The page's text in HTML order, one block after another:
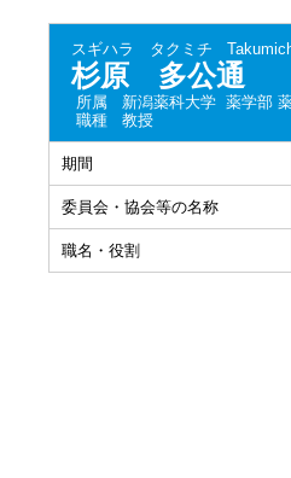
スギハラ タクミチ
杉原 多公通
所属
新潟薬科大学 薬学部
職種
教授
期間
委員会・協会等の名称
職名・役割